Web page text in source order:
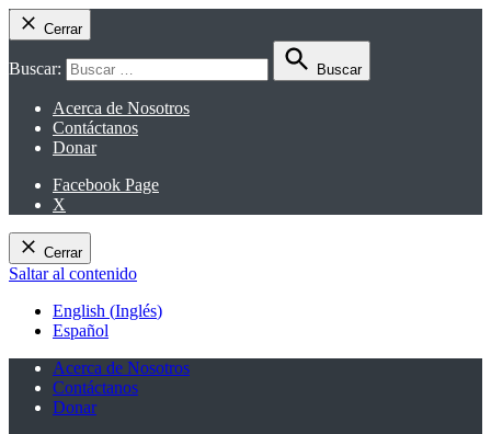
Cerrar
Buscar: Buscar
Acerca de Nosotros
Contáctanos
Donar
Facebook Page
X
Cerrar
Saltar al contenido
English (Inglés)
Español
Acerca de Nosotros
Contáctanos
Donar